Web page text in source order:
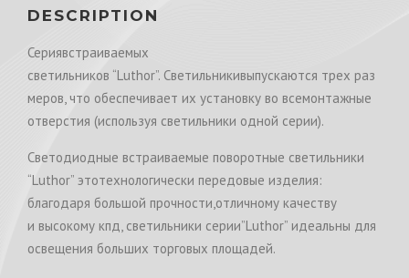
DESCRIPTION
Сериявстраиваемых
светильников “Luthor”. Светильникивыпускаются трех раз
меров, что обеспечивает их установку во всемонтажные
отверстия (используя светильники одной серии).
Светодиодные встраиваемые поворотные светильники
“Luthor” этотехнологически передовые изделия:
благодаря большой прочности,отличному качеству
и высокому кпд, светильники серии”Luthor” идеальны для
освещения больших торговых площадей.